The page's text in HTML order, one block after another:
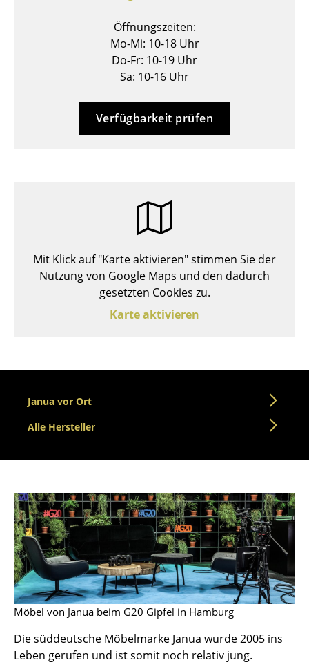
Gartenstühle
Einzelteile
... alle Sitzmöbel
Konferenztische
Stehtische & Stehpulte
Kindertische
Gartentische
Servierwagen
Einzelteile
... alle Tische
Öffnungszeiten:
Mo-Mi: 10-18 Uhr
Do-Fr: 10-19 Uhr
Sa: 10-16 Uhr
Verfügbarkeit prüfen
Mit Klick auf "Karte aktivieren" stimmen Sie der
Nutzung von Google Maps und den dadurch
gesetzten Cookies zu.
Karte aktivieren
Janua vor Ort
Alle Hersteller
Möbel von Janua beim G20 Gipfel in Hamburg
Die süddeutsche Möbelmarke Janua wurde 2005 ins
Leben gerufen und ist somit noch relativ jung.